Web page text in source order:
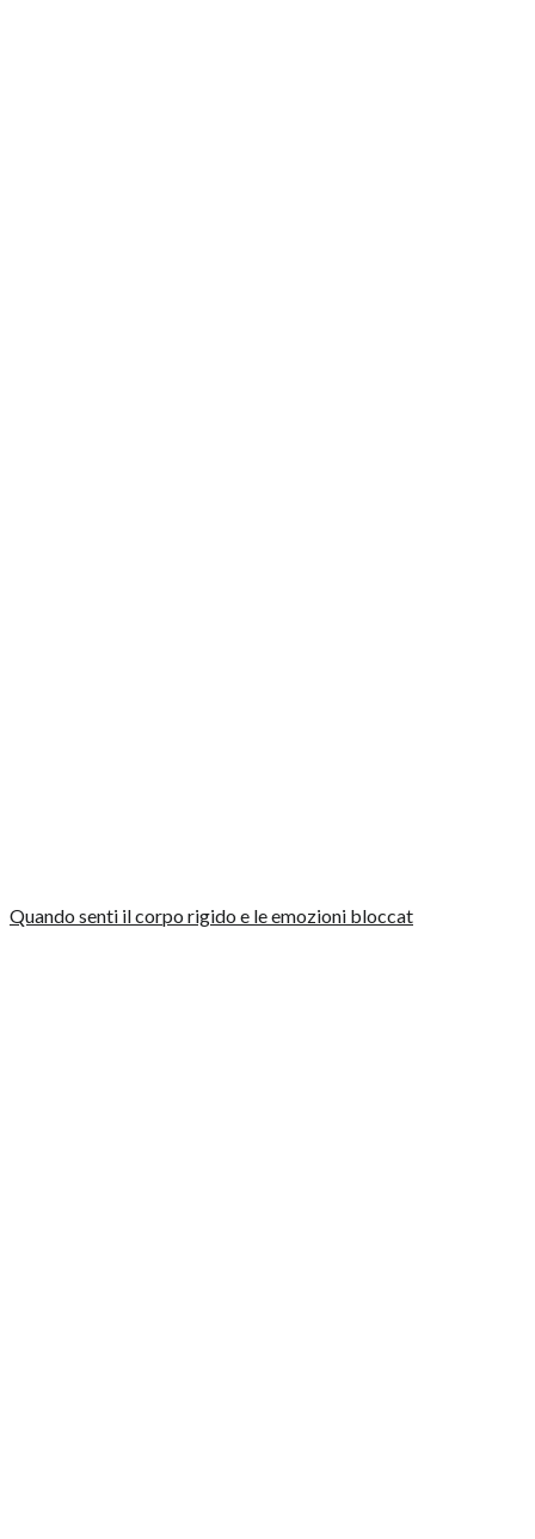
Quando senti il corpo rigido e le emozioni bloccat